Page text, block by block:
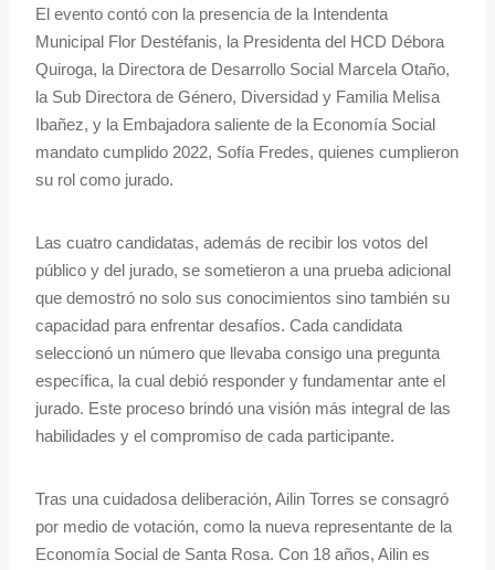
El evento contó con la presencia de la Intendenta
Municipal Flor Destéfanis, la Presidenta del HCD Débora
Quiroga, la Directora de Desarrollo Social Marcela Otaño,
la Sub Directora de Género, Diversidad y Familia Melisa
Ibañez, y la Embajadora saliente de la Economía Social
mandato cumplido 2022, Sofía Fredes, quienes cumplieron
su rol como jurado.
Las cuatro candidatas, además de recibir los votos del
público y del jurado, se sometieron a una prueba adicional
que demostró no solo sus conocimientos sino también su
capacidad para enfrentar desafíos. Cada candidata
seleccionó un número que llevaba consigo una pregunta
específica, la cual debió responder y fundamentar ante el
jurado. Este proceso brindó una visión más integral de las
habilidades y el compromiso de cada participante.
Tras una cuidadosa deliberación, Ailin Torres se consagró
por medio de votación, como la nueva representante de la
Economía Social de Santa Rosa. Con 18 años, Ailin es